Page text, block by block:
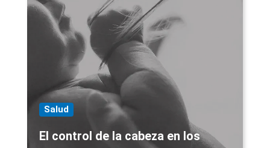
Salud
El control de la cabeza en los